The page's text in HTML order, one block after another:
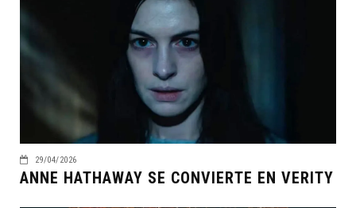
29/04/2026
ANNE HATHAWAY SE CONVIERTE EN VERITY